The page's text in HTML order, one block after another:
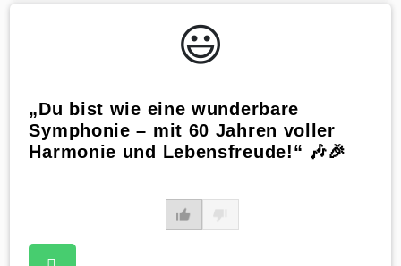
😃️
„Du bist wie eine wunderbare
Symphonie – mit 60 Jahren voller
Harmonie und Lebensfreude!“ 🎶🎉